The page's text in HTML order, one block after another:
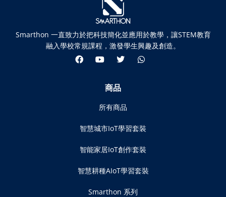
Smarthon 一直致力於把科技簡化並應用於教學，讓STEM教育
融入學校常規課程，激發學生興趣及創造。
商品
所有商品
智慧城市IoT學習套裝
智能家居IoT創作套裝
智慧耕種AIoT學習套裝
Smarthon 系列